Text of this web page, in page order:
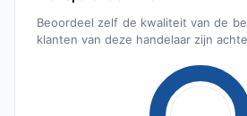
Beoordeel zelf de kwaliteit van de
klanten van deze handelaar zijn